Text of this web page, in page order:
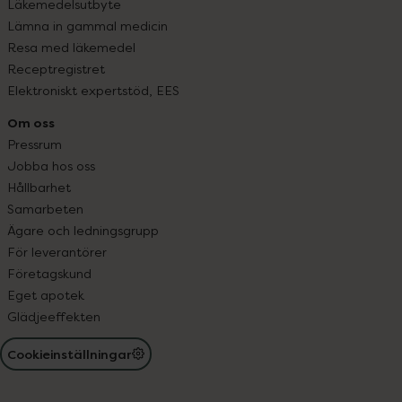
Läkemedelsutbyte
Lämna in gammal medicin
Resa med läkemedel
Receptregistret
Elektroniskt expertstöd, EES
Om oss
Pressrum
Jobba hos oss
Hållbarhet
Samarbeten
Ägare och ledningsgrupp
För leverantörer
Företagskund
Eget apotek
Glädjeeffekten
Cookieinställningar